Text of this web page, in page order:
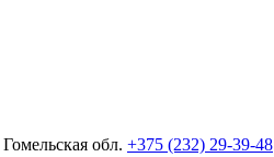
Гомельская обл. +375 (232) 29-39-48